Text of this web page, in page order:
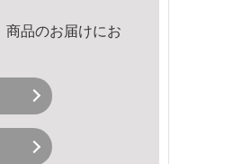
品のお届けにお